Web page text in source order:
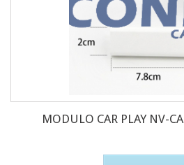
MODULO CAR PLAY NV-